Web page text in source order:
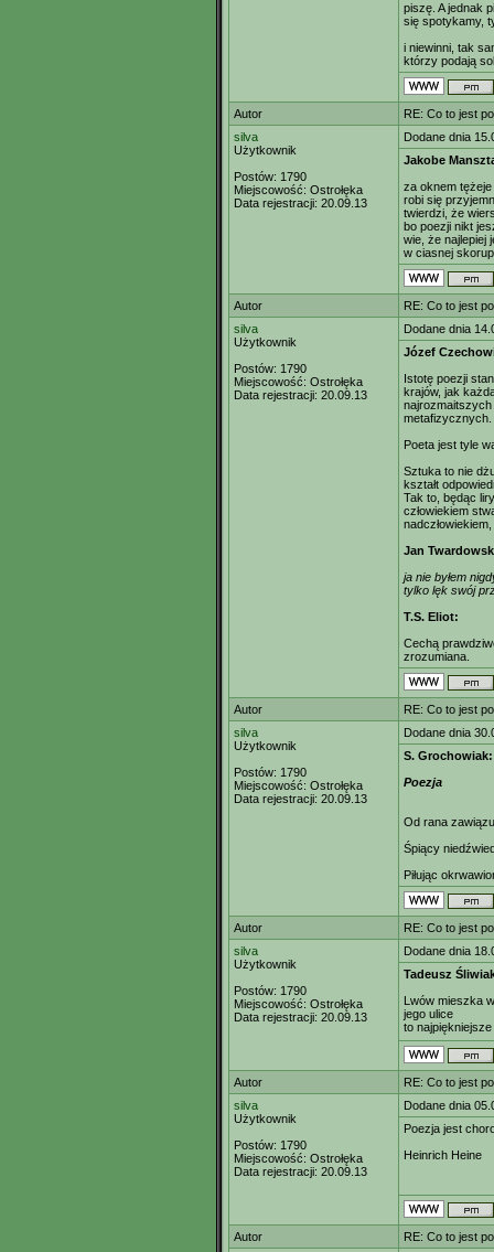
piszę. A jednak
się spotykamy,
i niewinni, tak
którzy podają
Autor
RE: Co to jest
silva
Użytkownik
Postów: 1790
Miejscowość: Ostrołęka
Data rejestracji: 20.09.13
Dodane dnia
Jakobe
za oknem
robi się
twierdzi, że
bo poezji nikt
wie, że najlepiej
w ciasnej
Autor
RE: Co to jest
silva
Użytkownik
Postów: 1790
Miejscowość: Ostrołęka
Data rejestracji: 20.09.13
Dodane dnia
Józef
Istotę poezji
krajów, jak
najrozmaitszych
metafizycznych.
Poeta jest tyle
Sztuka to nie
kształt
Tak to, będąc
człowiekiem
Jan
ja nie byłem
tylko lęk swój
T.S. Eliot:
Cechą
zrozumiana.
Autor
RE: Co to jest
silva
Użytkownik
Postów: 1790
Miejscowość: Ostrołęka
Data rejestracji: 20.09.13
Dodane dnia
S. Grochowiak:
Poezja
Od rana
Śpiący
Piłując
Autor
RE: Co to jest
silva
Użytkownik
Postów: 1790
Miejscowość: Ostrołęka
Data rejestracji: 20.09.13
Dodane dnia
Tadeusz
Lwów mieszka
jego ulice
to
Autor
RE: Co to jest
silva
Użytkownik
Postów: 1790
Miejscowość: Ostrołęka
Data rejestracji: 20.09.13
Dodane dnia
Poezja jest
Heinrich Heine
Autor
RE: Co to jest